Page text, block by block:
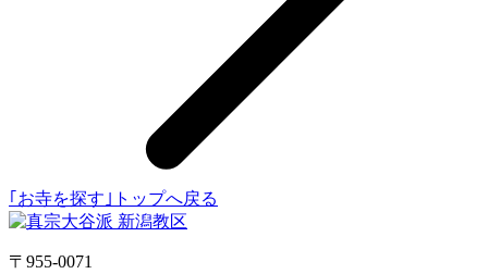
｢お寺を探す｣トップへ戻る
〒955-0071